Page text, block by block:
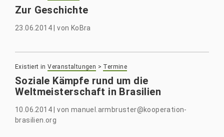
Zur Geschichte
23.06.2014 |von KoBra
Existiert in Veranstaltungen > Termine
Soziale Kämpfe rund um die
Weltmeisterschaft in Brasilien
10.06.2014 |von manuel.armbruster@kooperation-
brasilien.org